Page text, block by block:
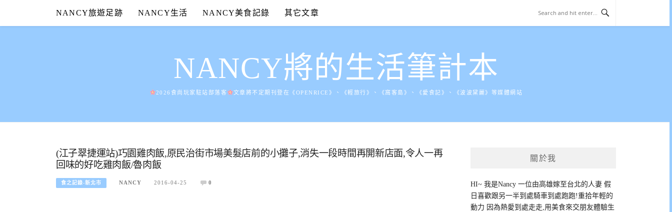
content
NANCY旅遊足跡 NANCY生活 NANCY美食記錄 其它文章
NANCY將的生活筆計本
2026食尚玩家駐站部落客 文章將不定期刊登在《OPENRICE》、《輕旅行》、《窩客島》、《愛食記》、《波波黛麗》等媒體網站
(江子翠捷運站)巧園雞肉飯,原民治街市場美髮店前的小攤子,消失一段時間再開新店面,令人一再
回味的好吃雞肉飯/魯肉飯
食之記錄-新北市 NANCY 2016-04-25 0
關於我
HI~ 我是Nancy 一位由高雄嫁至台北的人妻 假
日喜歡跟另一半到處騎車到處跑跑!重拾年輕的
動力 因為熱愛到處走走,用美食來交朋友體驗生